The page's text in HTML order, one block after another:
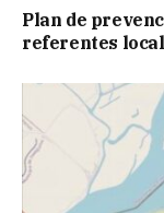
Plan de
referentes